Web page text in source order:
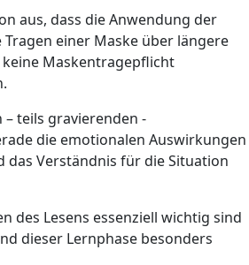
aus, dass die Anwendung der
einer Maske über längere
Maskentragepflicht
teils gravierenden -
die emotionalen Auswirkungen
Verständnis für die Situation
des Lesens essenziell wichtig sind
dieser Lernphase besonders